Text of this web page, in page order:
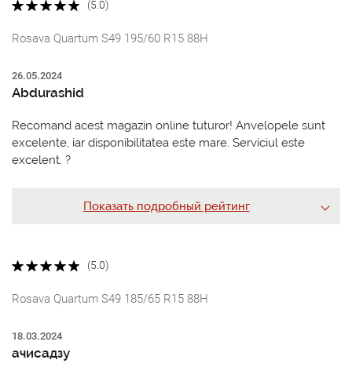
(5.0)
Rosava Quartum S49 195/60 R15 88H
26.05.2024
Abdurashid
Recomand acest magazin online tuturor! Anvelopele sunt
excelente, iar disponibilitatea este mare. Serviciul este
excelent. ?
Показать подробный рейтинг
(5.0)
Rosava Quartum S49 185/65 R15 88H
18.03.2024
ачисадзу